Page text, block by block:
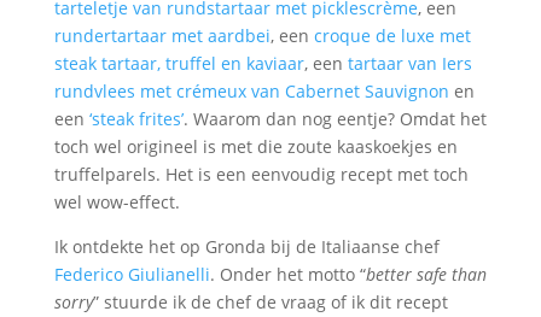
tarteletje van rundstartaar met picklescrème, een
rundertartaar met aardbei, een croque de luxe met
steak tartaar, truffel en kaviaar, een tartaar van Iers
rundvlees met crémeux van Cabernet Sauvignon en
een ‘steak frites’. Waarom dan nog eentje? Omdat het
toch wel origineel is met die zoute kaaskoekjes en
truffelparels. Het is een eenvoudig recept met toch
wel wow-effect.
Ik ontdekte het op Gronda bij de Italiaanse chef
Federico Giulianelli. Onder het motto “better safe than
sorry” stuurde ik de chef de vraag of ik dit recept